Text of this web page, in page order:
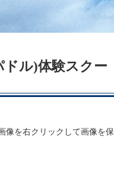
ドル)体験スクー
像を右クリックして画像を保